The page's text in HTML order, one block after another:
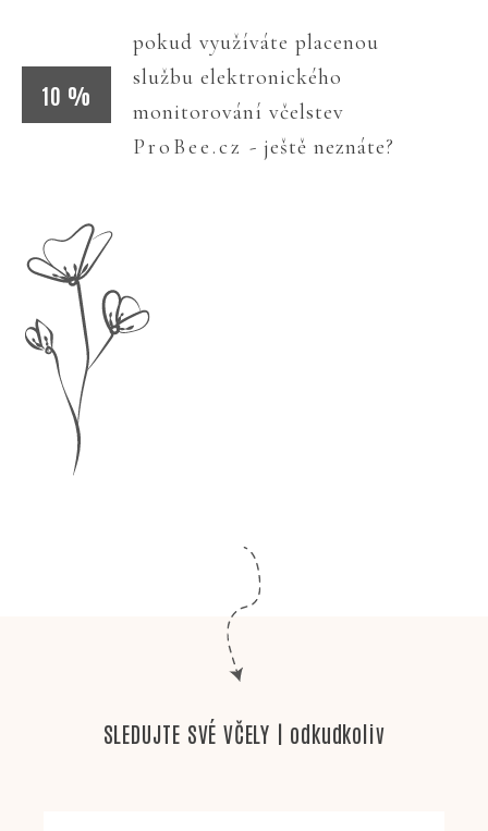
10 %
pokud využíváte placenou
službu elektronického
monitorování včelstev
ProBee.cz - ještě neznáte?
SLEDUJTE SVÉ VČELY | odkudkoliv